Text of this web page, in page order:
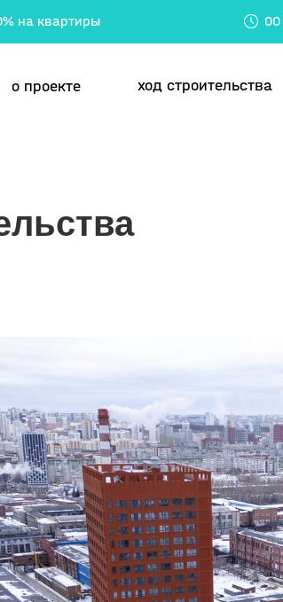
ход строительства
о проекте
проекты
на квартиры 00